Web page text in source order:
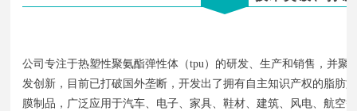
公司专注于热塑性聚氨酯弹性体（tpu）的研发、生产和销售，并聚
发创新，目前已打破国外垄断，开发出了拥有自主知识产权的脂肪
膜制品，广泛应用于汽车、电子、家具、鞋材、建筑、风电、航空